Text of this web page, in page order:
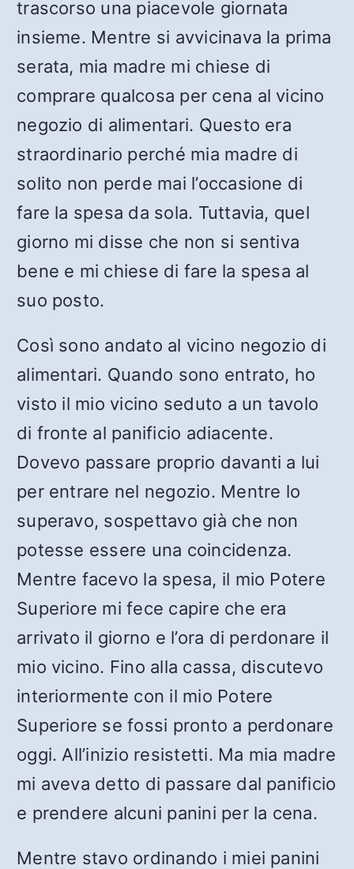
trascorso una piacevole giornata
insieme. Mentre si avvicinava la prima
serata, mia madre mi chiese di
comprare qualcosa per cena al vicino
negozio di alimentari. Questo era
straordinario perché mia madre di
solito non perde mai l’occasione di
fare la spesa da sola. Tuttavia, quel
giorno mi disse che non si sentiva
bene e mi chiese di fare la spesa al
suo posto.
Così sono andato al vicino negozio di
alimentari. Quando sono entrato, ho
visto il mio vicino seduto a un tavolo
di fronte al panificio adiacente.
Dovevo passare proprio davanti a lui
per entrare nel negozio. Mentre lo
superavo, sospettavo già che non
potesse essere una coincidenza.
Mentre facevo la spesa, il mio Potere
Superiore mi fece capire che era
arrivato il giorno e l’ora di perdonare il
mio vicino. Fino alla cassa, discutevo
interiormente con il mio Potere
Superiore se fossi pronto a perdonare
oggi. All’inizio resistetti. Ma mia madre
mi aveva detto di passare dal panificio
e prendere alcuni panini per la cena.
Mentre stavo ordinando i miei panini